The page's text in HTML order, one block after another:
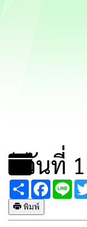
วันที่
Share
พิมพ์